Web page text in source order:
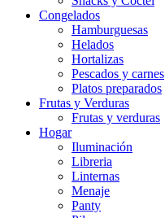
Congelados
Hamburguesas
Helados
Hortalizas
Pescados y carnes
Platos preparados
Frutas y Verduras
Frutas y verduras
Hogar
Iluminación
Libreria
Linternas
Menaje
Panty